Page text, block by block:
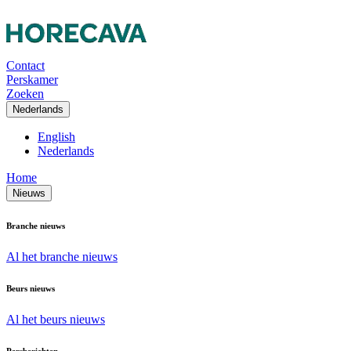
Contact
Perskamer
Zoeken
Nederlands
English
Nederlands
Home
Nieuws
Branche nieuws
Al het branche nieuws
Beurs nieuws
Al het beurs nieuws